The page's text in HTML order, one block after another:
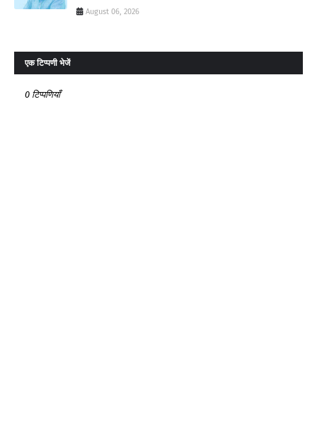
August 06, 2026
एक टिप्पणी भेजें
0 टिप्पणियाँ